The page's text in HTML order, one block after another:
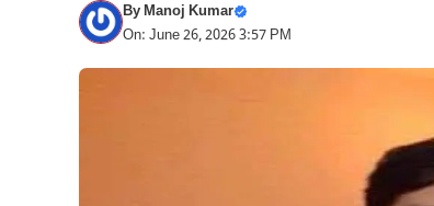
ByManoj Kumar
On: June 26, 2026 3:57 PM